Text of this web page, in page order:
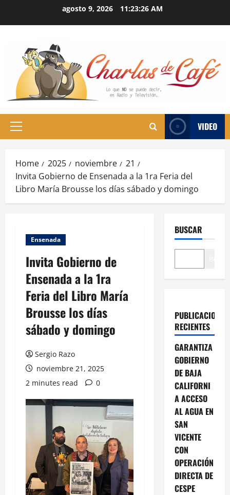
agosto 9, 2026 11:23:27 AM
Primary
VIDEO
Home 2025 noviembre
21
Invita Gobierno de Ensenada a la 1ra Feria del
Libro María Brousse los días sábado y domingo
Ensenada
Invita Gobierno de
Ensenada a la 1ra
Feria del Libro María
Brousse los días
sábado y domingo
Sergio Razo
noviembre 21, 2025
2 minutes read
0
BUSCAR
PUBLICACIONES
RECIENTES
GARANTIZA
GOBIERNO
DE BAJA
CALIFORNI
A ACCESO
AL AGUA EN
SAN
VICENTE
CON
OPERACIÓN
DIRECTA DE
CESPE